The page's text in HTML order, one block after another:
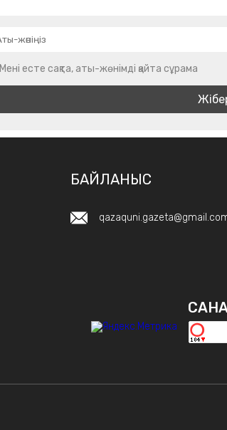
Мені есте сақта, аты-жөнімді қайта сұрама
БАЙЛАНЫС